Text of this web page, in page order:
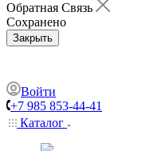
Обратная Связь
Сохранено
Закрыть
Войти
+7 985 853-44-41
Каталог